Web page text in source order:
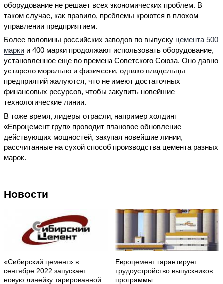
оборудование не решает всех экономических проблем. В
таком случае, как правило, проблемы кроются в плохом
управлении предприятием.
Более половины российских заводов по выпуску цемента 500
марки и 400 марки продолжают использовать оборудование,
установленное еще во времена Советского Союза. Оно давно
устарело морально и физически, однако владельцы
предприятий жалуются, что не имеют достаточных
финансовых ресурсов, чтобы закупить новейшие
технологические линии.
В тоже время, лидеры отрасли, например холдинг
«Евроцемент груп» проводит плановое обновление
действующих мощностей, закупая новейшие линии,
рассчитанные на сухой способ производства цемента разных
марок.
Новости
«Сибирский цемент» в
сентябре 2022 запускает
новую линейку тарированной
Евроцемент гарантирует
трудоустройство выпускников
программы